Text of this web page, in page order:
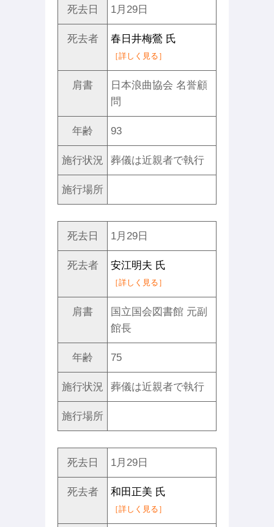
死去日 1月29日
死去者 春日井梅鶯 氏
［詳しく見る］
肩書
日本浪曲協会 名誉顧
問
年齢 93
施行状況 葬儀は近親者で執行
施行場所
死去日 1月29日
死去者 安江明夫 氏
［詳しく見る］
肩書
国立国会図書館 元副
館長
年齢 75
施行状況 葬儀は近親者で執行
施行場所
死去日 1月29日
死去者 和田正美 氏
［詳しく見る］